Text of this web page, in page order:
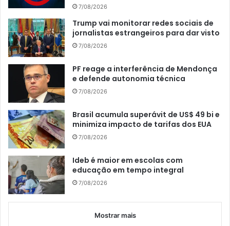
7/08/2026
Trump vai monitorar redes sociais de
jornalistas estrangeiros para dar visto
7/08/2026
PF reage a interferência de Mendonça
e defende autonomia técnica
7/08/2026
Brasil acumula superávit de US$ 49 bi e
minimiza impacto de tarifas dos EUA
7/08/2026
Ideb é maior em escolas com
educação em tempo integral
7/08/2026
Mostrar mais